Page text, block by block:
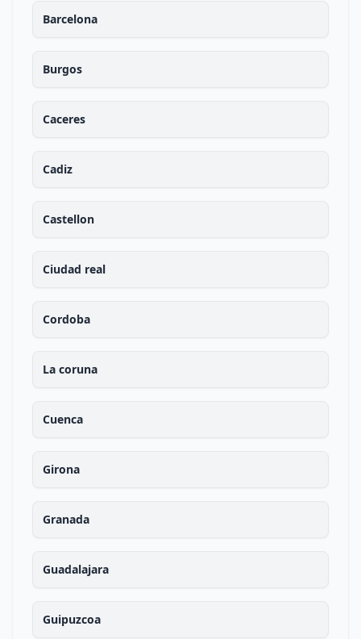
Barcelona
Burgos
Caceres
Cadiz
Castellon
Ciudad real
Cordoba
La coruna
Cuenca
Girona
Granada
Guadalajara
Guipuzcoa